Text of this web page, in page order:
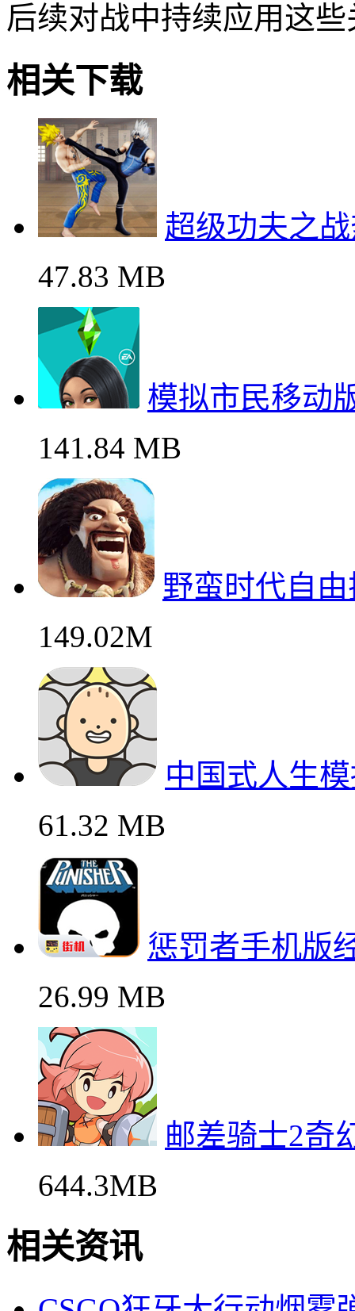
后续对战中持续应用这
相关下载
超级功夫之
47.83 MB
模拟市民移动
141.84 MB
野蛮时代自
149.02M
中国式人生
61.32 MB
惩罚者手机版
26.99 MB
邮差骑士2奇
644.3MB
相关资讯